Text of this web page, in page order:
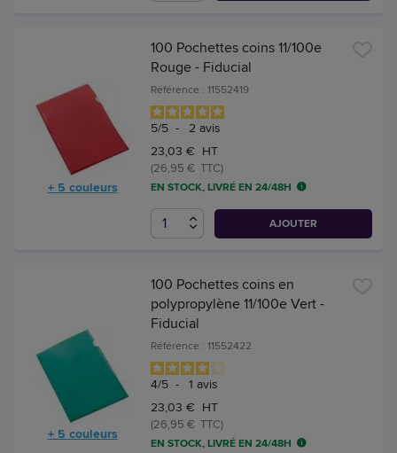
+ 5 couleurs
100 Pochettes coins 11/100e
Rouge - Fiducial
Référence : 11552419
5/5 - 2 avis
23,03 € HT
(26,95 € TTC)
EN STOCK, LIVRÉ EN 24/48H
AJOUTER
+ 5 couleurs
100 Pochettes coins en
polypropylène 11/100e Vert -
Fiducial
Référence : 11552422
4/5 - 1 avis
23,03 € HT
(26,95 € TTC)
EN STOCK, LIVRÉ EN 24/48H